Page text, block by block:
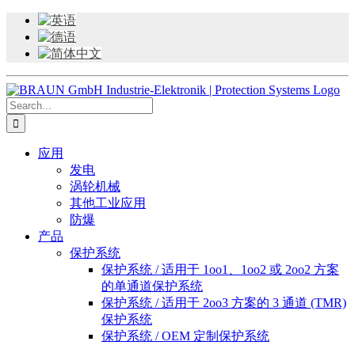
Skip
content
Search
for:
应用
发电
涡轮机械
其他工业应用
防爆
产品
保护系统
保护系统 / 适用于 1oo1、1oo2 或 2oo2 方案
的单通道保护系统
保护系统 / 适用于 2oo3 方案的 3 通道 (TMR)
保护系统
保护系统 / OEM 定制保护系统